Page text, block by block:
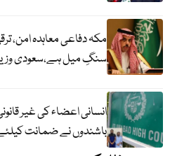
مکہ دفاعی معاہدہ امن،
سنگِ میل ہے،سعودی
انسانی اعضاء کی غیر
باشندوں نے ضمانت